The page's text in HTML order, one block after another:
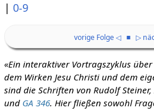
| 0-9
vorige Folge ◁ ■ ▷
«Ein interaktiver Vortragszyklus
dem Wirken Jesu Christi und dem
sind die Schriften von Rudolf Steiner,
und GA 346. Hier fließen sowohl